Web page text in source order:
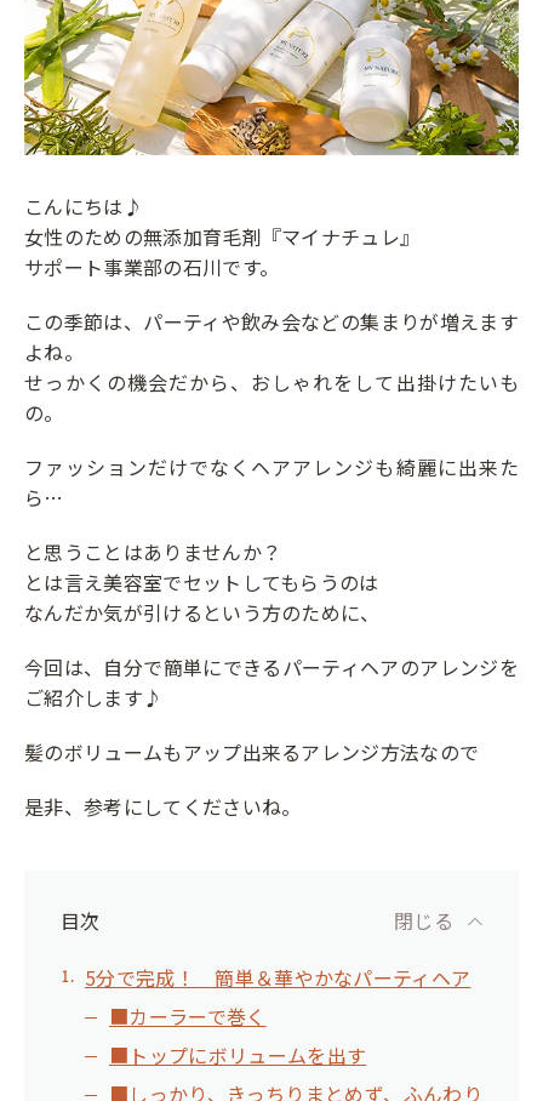
こんにちは♪
女性のための無添加育毛剤『マイナチュレ』
サポート事業部の石川です。
この季節は、パーティや飲み会などの集まりが増えます
よね。
せっかくの機会だから、おしゃれをして出掛けたいも
の。
ファッションだけでなくヘアアレンジも綺麗に出来た
ら…
と思うことはありませんか？
とは言え美容室でセットしてもらうのは
なんだか気が引けるという方のために、
今回は、自分で簡単にできるパーティヘアのアレンジを
ご紹介します♪
髪のボリュームもアップ出来るアレンジ方法なので
是非、参考にしてくださいね。
目次
5分で完成！ 簡単＆華やかなパーティヘア
■カーラーで巻く
■トップにボリュームを出す
■しっかり、きっちりまとめず、ふんわり
閉じる